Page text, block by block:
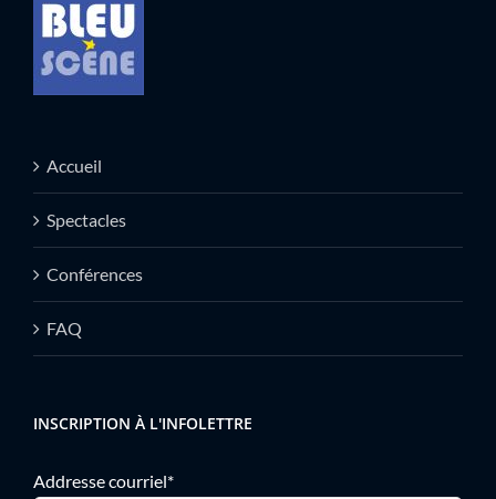
Accueil
Spectacles
Conférences
FAQ
INSCRIPTION À L'INFOLETTRE
Addresse courriel*